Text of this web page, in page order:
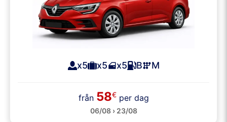
x5 x5 x5 B M
från 58€per dag
06/08 › 23/08